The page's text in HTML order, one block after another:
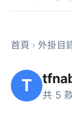
首頁 › 外掛目
T 共 5